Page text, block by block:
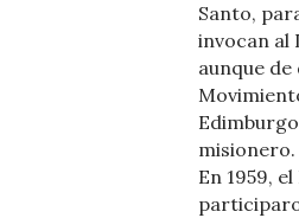
Santo,
invocan al
aunque
misionero.
En 1959,